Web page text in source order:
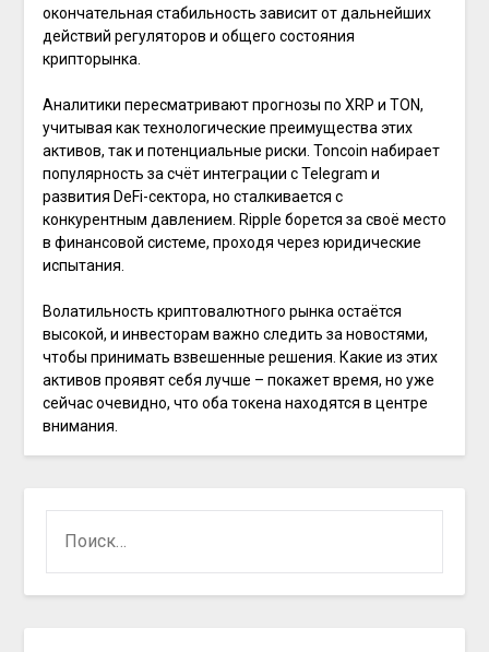
окончательная стабильность зависит от дальнейших
действий регуляторов и общего состояния
крипторынка.
Аналитики пересматривают прогнозы по XRP и TON,
учитывая как технологические преимущества этих
активов, так и потенциальные риски. Toncoin набирает
популярность за счёт интеграции с Telegram и
развития DeFi-сектора, но сталкивается с
конкурентным давлением. Ripple борется за своё место
в финансовой системе, проходя через юридические
испытания.
Волатильность криптовалютного рынка остаётся
высокой, и инвесторам важно следить за новостями,
чтобы принимать взвешенные решения. Какие из этих
активов проявят себя лучше – покажет время, но уже
сейчас очевидно, что оба токена находятся в центре
внимания.